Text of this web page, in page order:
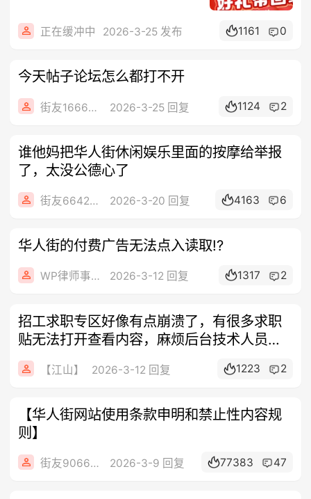
正在缓冲中 2026-3-25 发布 1161 0
今天帖子论坛怎么都打不开
街友16668646 2026-3-25 回复 1124 2
谁他妈把华人街休闲娱乐里面的按摩给举报
了，太没公德心了
街友66421554 2026-3-20 回复 4163 6
华人街的付费广告无法点入读取!?
WP律师事务所 2026-3-12 回复 1317 2
招工求职专区好像有点崩溃了，有很多求职
贴无法打开查看内容，麻烦后台技术人员处
理一
【江山】 2026-3-12 回复 1223 2
【华人街网站使用条款申明和禁止性内容规
则】
街友90663591 2026-3-9 回复 77383 47